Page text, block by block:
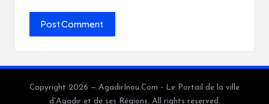
Copyright 2026 — AgadirInou.Com - Le Portail de la ville
d'Agadir et de ses Régions. All rights reserved.